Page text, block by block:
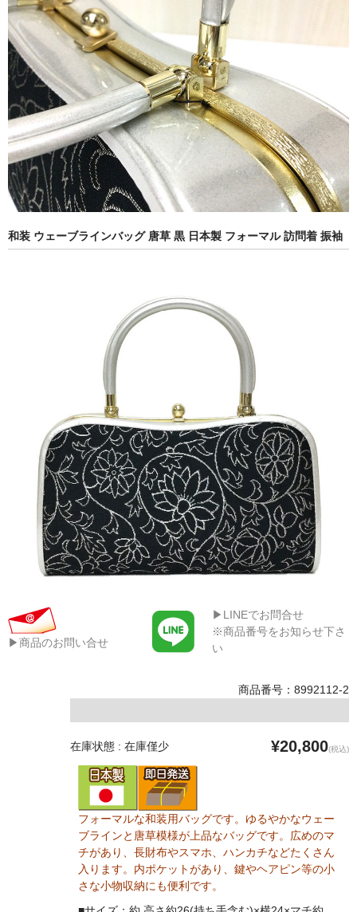
和装 ウェーブラインバッグ 唐草 黒 日本製 フォーマル 訪問着 振袖
▶商品のお問い合せ
▶LINEでお問合せ
※商品番号をお知らせ下さ
い
商品番号：8992112-2
在庫状態 : 在庫僅少 ¥20,800(税込)
フォーマルな和装用バッグです。ゆるやかなウェー
ブラインと唐草模様が上品なバッグです。広めのマ
チがあり、長財布やスマホ、ハンカチなどたくさん
入ります。内ポケットがあり、鍵やヘアピン等の小
さな小物収納にも便利です。